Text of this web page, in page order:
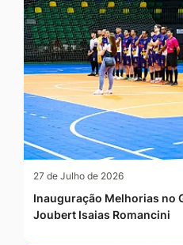
27 de Julho de 2026
Inauguração Melhorias no
Joubert Isaias Romancini